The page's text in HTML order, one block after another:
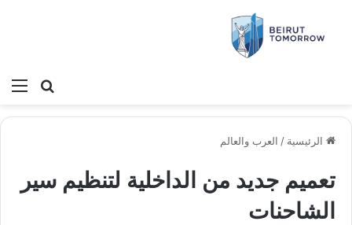
بحث
الرئيسية / العرب والعالم
تعميم جديد من الداخلية لتنظيم سير
الشاحنات